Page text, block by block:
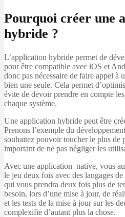
Pourquoi créer une
hybride ?
L’application hybride permet de
pour être compatible avec iOS et
donc pas nécessaire de faire appel à
bien une seule. Cela permet
évite de devoir prendre en compte
chaque système.
Une application hybride peut être
Prenons l’exemple du
souhaitez pouvoir toucher le plus de
important de ne pas négliger les
Avec une application native, vous
le jeu deux fois avec des langages
qui vous prendra deux fois plus de
besoin, lors d’une mise à jour, de
et les tests de la mise à jour sur les
complexifie d’autant plus la chose.